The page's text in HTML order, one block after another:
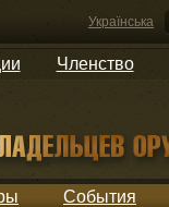
Українська
Членство
События